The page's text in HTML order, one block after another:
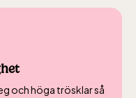
och höga trösklar så
för